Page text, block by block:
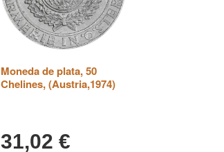
Moneda de plata, 50
Chelines, (Austria,1974)
31,02 €